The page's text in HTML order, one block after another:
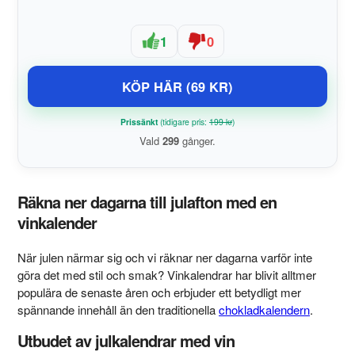
1 0
KÖP HÄR (69 KR)
Prissänkt(tidigare pris: 199 kr)
Vald 299 gånger.
Räkna ner dagarna till julafton med en
vinkalender
När julen närmar sig och vi räknar ner dagarna varför inte
göra det med stil och smak? Vinkalendrar har blivit alltmer
populära de senaste åren och erbjuder ett betydligt mer
spännande innehåll än den traditionellachokladkalendern.
Utbudet av julkalendrar med vin